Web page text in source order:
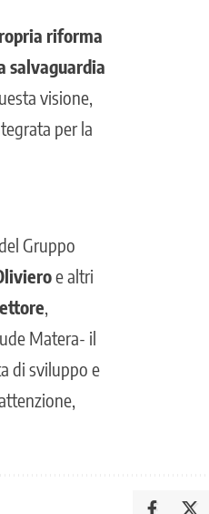
riforma
salvaguardia
visione,
per la
Gruppo
e altri
Matera- il
di sviluppo e